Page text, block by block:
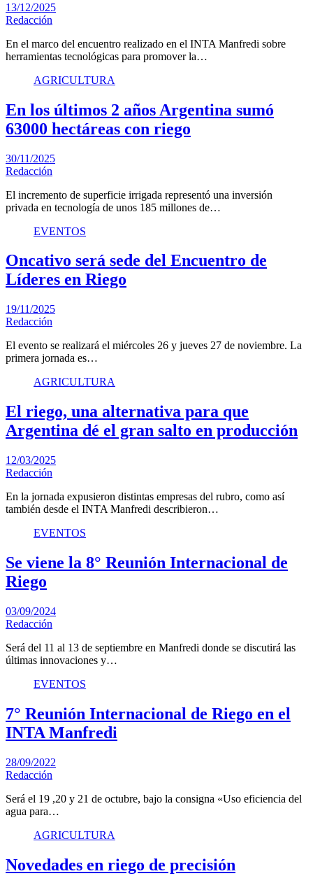
13/12/2025
Redacción
En el marco del encuentro realizado en el INTA Manfredi sobre
herramientas tecnológicas para promover la…
AGRICULTURA
En los últimos 2 años Argentina sumó
63000 hectáreas con riego
30/11/2025
Redacción
El incremento de superficie irrigada representó una inversión
privada en tecnología de unos 185 millones de…
EVENTOS
Oncativo será sede del Encuentro de
Líderes en Riego
19/11/2025
Redacción
El evento se realizará el miércoles 26 y jueves 27 de noviembre. La
primera jornada es…
AGRICULTURA
El riego, una alternativa para que
Argentina dé el gran salto en producción
12/03/2025
Redacción
En la jornada expusieron distintas empresas del rubro, como así
también desde el INTA Manfredi describieron…
EVENTOS
Se viene la 8° Reunión Internacional de
Riego
03/09/2024
Redacción
Será del 11 al 13 de septiembre en Manfredi donde se discutirá las
últimas innovaciones y…
EVENTOS
7° Reunión Internacional de Riego en el
INTA Manfredi
28/09/2022
Redacción
Será el 19 ,20 y 21 de octubre, bajo la consigna «Uso eficiencia del
agua para…
AGRICULTURA
Novedades en riego de precisión